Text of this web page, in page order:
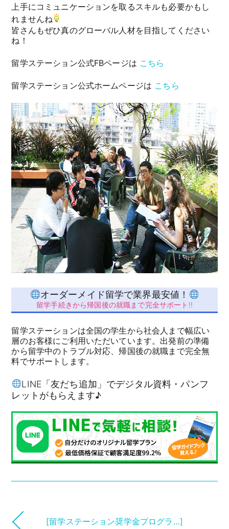
上手にコミュニケーションを取るスキルも必要かもし
れませんね
皆さんもぜひ真のグローバル人材を目指してください
ね！
留学ステーション公式FBページは こちら
留学ステーション公式ホームページは こちら
オーダーメイド留学で業界最安値！
留学手続きから帰国後の就職まで完全サポート!!
留学ステーションは全国の学生から社会人まで幅広い
層のお客様にご利用いただいています。出発前の準備
から留学中のトラブル対応、帰国後の就職まで完全無
料でサポートします。
LINE「友だち追加」でデジタル資料・パンフ
レットがもらえます♪
[留学ステーション奨学金プログラ…]